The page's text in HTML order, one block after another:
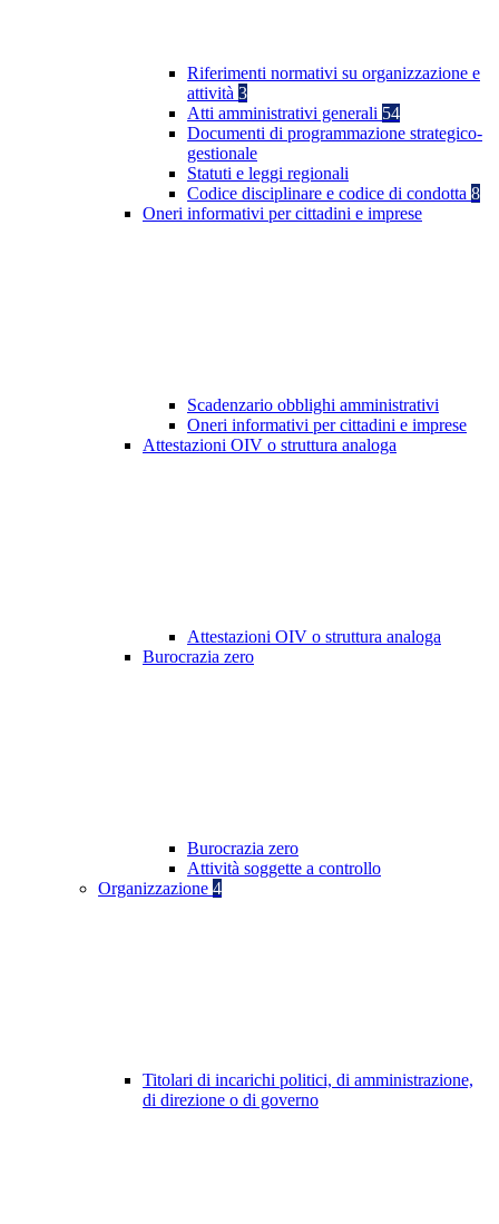
Riferimenti normativi su organizzazione e
attività 3
Atti amministrativi generali 54
Documenti di programmazione strategico-
gestionale
Statuti e leggi regionali
Codice disciplinare e codice di condotta 8
Oneri informativi per cittadini e imprese
Scadenzario obblighi amministrativi
Oneri informativi per cittadini e imprese
Attestazioni OIV o struttura analoga
Attestazioni OIV o struttura analoga
Burocrazia zero
Burocrazia zero
Attività soggette a controllo
Organizzazione 4
Titolari di incarichi politici, di amministrazione,
di direzione o di governo